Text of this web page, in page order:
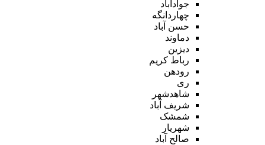
جوادآباد
چهاردانگه
حسن آباد
دماوند
دیزین
رباط کریم
رودهن
ری
شاهدشهر
شریف آباد
شمشک
شهریار
صالح آباد